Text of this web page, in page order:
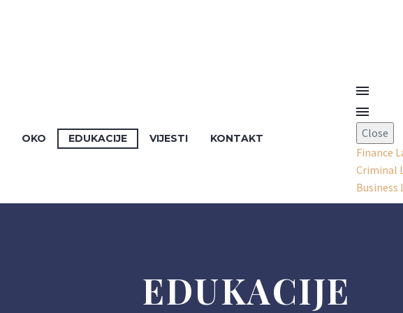
OKO EDUKACIJE VIJESTI KONTAKT
Close
Finance
Criminal
Business
EDUKACIJE